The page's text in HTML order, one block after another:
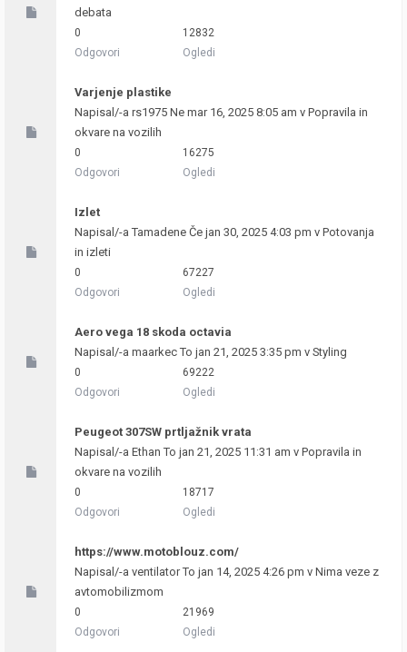
debata
0
Odgovori
12832
Ogledi
Varjenje plastike
Napisal/-a rs1975 Ne mar 16, 2025 8:05 am v Popravila in
okvare na vozilih
0
Odgovori
16275
Ogledi
Izlet
Napisal/-aTamadene Če jan 30, 2025 4:03 pm v Potovanja
in izleti
0
Odgovori
67227
Ogledi
Aero vega 18 skoda octavia
Napisal/-a maarkecTo jan 21, 2025 3:35 pm v Styling
0
Odgovori
69222
Ogledi
Peugeot 307SW prtljažnik vrata
Napisal/-a Ethan To jan 21, 2025 11:31 am v Popravila in
okvare na vozilih
0
Odgovori
18717
Ogledi
https://www.motoblouz.com/
Napisal/-a ventilatorTo jan 14, 2025 4:26 pm v Nima veze z
avtomobilizmom
0
Odgovori
21969
Ogledi